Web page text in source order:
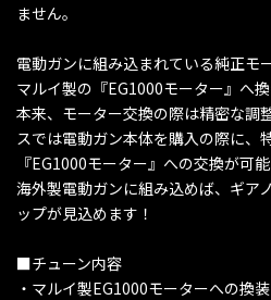
ません。
電動ガンに組み込まれている純正モ
マルイ製の『EG1000モーター』へ換
本来、モーター交換の際は精密な調
スでは電動ガン本体を購入の際に、
『EG1000モーター』への交換が可能
海外製電動ガンに組み込めば、ギア
ップが見込めます！
■チューン内容
・マルイ製EG1000モーターへの換装